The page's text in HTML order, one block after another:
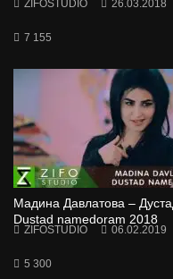
ZIFOSTUDIO 26.03.2018
7 155
Мадина Давлатова –
Dustad namedoram 2018
ZIFOSTUDIO 06.02.2019
5 300